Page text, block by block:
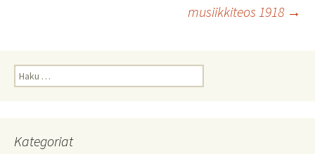
musiikkiteos 1918 →
Haku:
Kategoriat